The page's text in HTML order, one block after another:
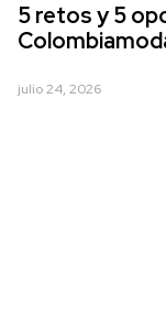
5 retos y 5
julio 24, 2026